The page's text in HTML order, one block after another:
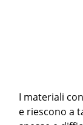
I materiali
e riescono a